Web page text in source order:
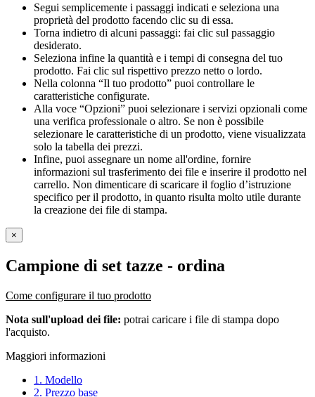
Segui semplicemente i passaggi indicati e seleziona una
proprietà del prodotto facendo clic su di essa.
Torna indietro di alcuni passaggi: fai clic sul passaggio
desiderato.
Seleziona infine la quantità e i tempi di consegna del tuo
prodotto. Fai clic sul rispettivo prezzo netto o lordo.
Nella colonna “Il tuo prodotto” puoi controllare le
caratteristiche configurate.
Alla voce “Opzioni” puoi selezionare i servizi opzionali come
una verifica professionale o altro. Se non è possibile
selezionare le caratteristiche di un prodotto, viene visualizzata
solo la tabella dei prezzi.
Infine, puoi assegnare un nome all'ordine, fornire
informazioni sul trasferimento dei file e inserire il prodotto nel
carrello. Non dimenticare di scaricare il foglio d’istruzione
specifico per il prodotto, in quanto risulta molto utile durante
la creazione dei file di stampa.
×
Campione di set tazze - ordina
Come configurare il tuo prodotto
Nota sull'upload dei file: potrai caricare i file di stampa dopo
l'acquisto.
Maggiori informazioni
1. Modello
2. Prezzo base